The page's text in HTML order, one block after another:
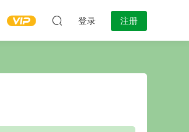
登录 注册